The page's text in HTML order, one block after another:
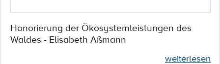
Honorierung der Ökosystemleistungen des
Waldes - Elisabeth Aßmann
weiterlesen